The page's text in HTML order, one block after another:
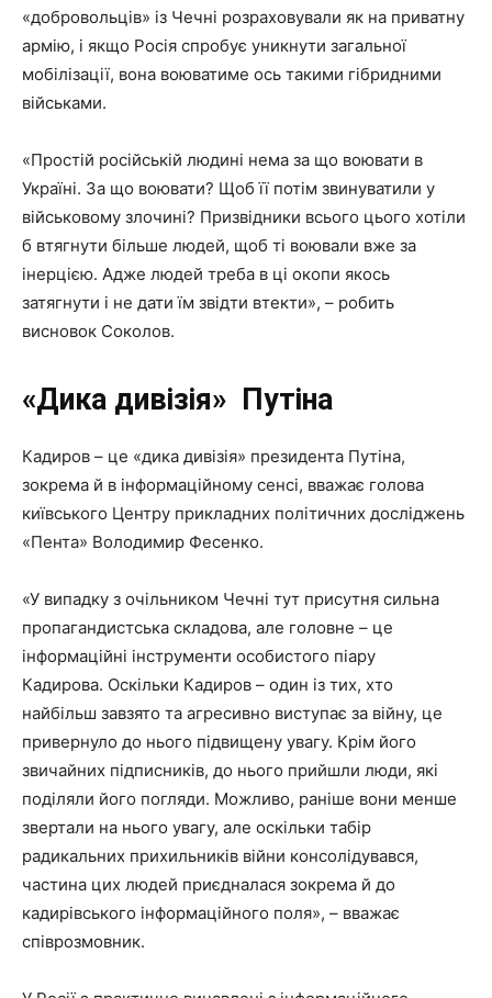
«добровольців» із Чечні розраховували як на приватну
армію, і якщо Росія спробує уникнути загальної
мобілізації, вона воюватиме ось такими гібридними
військами.
«Простій російській людині нема за що воювати в
Україні. За що воювати? Щоб її потім звинуватили у
військовому злочині? Призвідники всього цього хотіли
б втягнути більше людей, щоб ті воювали вже за
інерцією. Адже людей треба в ці окопи якось
затягнути і не дати їм звідти втекти», – робить
висновок Соколов.
«Дика дивізія» Путіна
Кадиров – це «дика дивізія» президента Путіна,
зокрема й в інформаційному сенсі, вважає голова
київського Центру прикладних політичних досліджень
«Пента» Володимир Фесенко.
«У випадку з очільником Чечні тут присутня сильна
пропагандистська складова, але головне – це
інформаційні інструменти особистого піару
Кадирова. Оскільки Кадиров – один із тих, хто
найбільш завзято та агресивно виступає за війну, це
привернуло до нього підвищену увагу. Крім його
звичайних підписників, до нього прийшли люди, які
поділяли його погляди. Можливо, раніше вони менше
звертали на нього увагу, але оскільки табір
радикальних прихильників війни консолідувався,
частина цих людей приєдналася зокрема й до
кадирівського інформаційного поля», – вважає
співрозмовник.